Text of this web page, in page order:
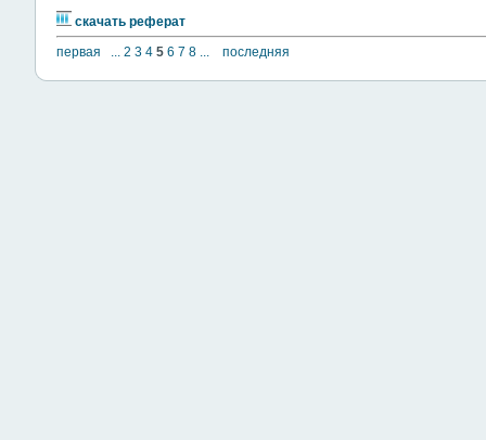
скачать реферат
первая
... 2 3 4 5 6 7 8 ... последняя